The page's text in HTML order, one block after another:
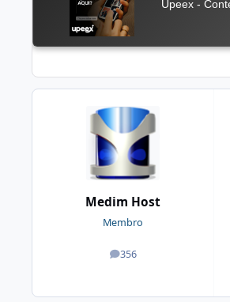
Medim Host
Membro
356
posts